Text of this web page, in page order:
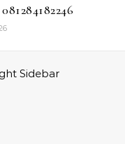
Sidebar